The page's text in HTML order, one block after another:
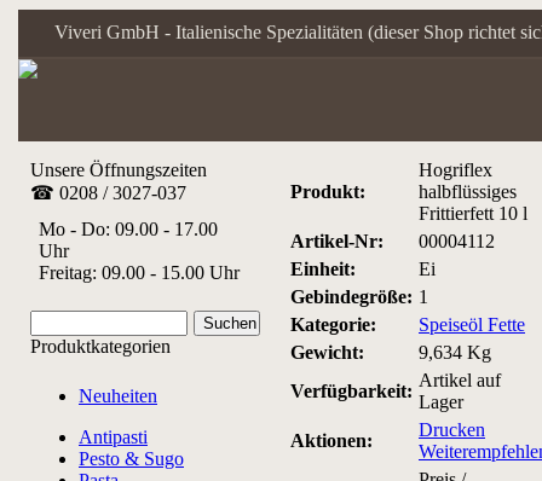
Viveri GmbH - Italienische Spezialitäten (dieser Shop richtet
Unsere Öffnungszeiten
☎ 0208 / 3027-037
Mo - Do: 09.00 - 17.00
Uhr
Freitag: 09.00 - 15.00 Uhr
Produktkategorien
Neuheiten
Antipasti
Pesto & Sugo
Produkt:
Hogriflex
halbflüssiges
Frittierfett 10 l
Artikel-Nr:
00004112
Einheit:
Ei
Gebindegröße: 1
Kategorie:
Speiseöl Fette
Gewicht:
9,634 Kg
Verfügbarkeit:
Artikel auf
Lager
Aktionen:
Drucken